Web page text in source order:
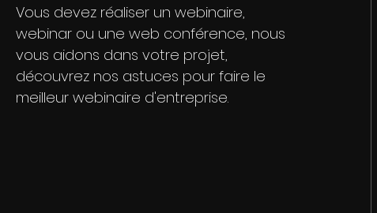
Vous devez réaliser un webinaire,
webinar ou une web conférence, nous
vous aidons dans votre projet,
découvrez nos astuces pour faire le
meilleur webinaire d'entreprise.